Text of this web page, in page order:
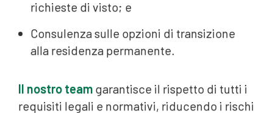
richieste di visto; e
Consulenza sulle opzioni di transizione
alla residenza permanente.
Il nostro team garantisce il rispetto di tutti i
requisiti legali e normativi, riducendo i rischi